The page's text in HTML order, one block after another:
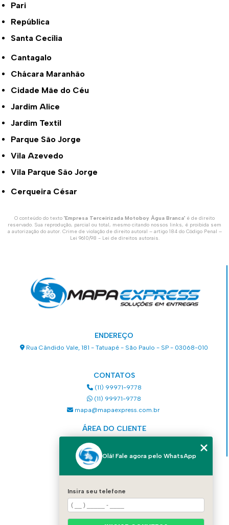
Pari
República
Santa Cecília
Cantagalo
Chácara Maranhão
Cidade Mãe do Céu
Jardim Alice
Jardim Textil
Parque São Jorge
Vila Azevedo
Vila Parque São Jorge
Cerqueira César
O conteúdo do texto "Empresa Terceirizada Motoboy Água Branca" é de direito
reservado. Sua reprodução, parcial ou total, mesmo citando nossos links, é proibida sem
a autorização do autor. Crime de violação de direito autoral – artigo 184 do Código Penal –
Lei 9610/98 - Lei de direitos autorais.
ENDEREÇO
Rua Cândido Vale, 181 - Tatuapé - São Paulo - SP - 03068-010
CONTATOS
(11) 99971-9778
(11) 99971-9778
mapa@mapaexpress.com.br
ÁREA DO CLIENTE
QUEM SOMOS
Olá! Fale agora pelo WhatsApp
Insira seu telefone